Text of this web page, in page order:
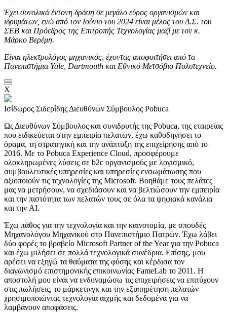
Έχει συνολικά έντονη δράση σε μεγάλο εύρος οργανισμών και
ιδρυμάτων, ενώ από τον Ιούνιο του 2024 είναι μέλος του Δ.Σ. του
ΣΕΒ και Πρόεδρος της Επιτροπής Τεχνολογίας μαζί με τον κ.
Μάρκο Βερέμη.
Είναι ηλεκτρολόγος μηχανικός, έχοντας αποφοιτήσει από τα
Πανεπιστήμια Yale, Dartmouth και Εθνικό Μετσόβιο Πολυτεχνείο.
X
Ισίδωρος Σιδερίδης Διευθύνων Σύμβουλος Pobuca
Ως Διευθύνων Σύμβουλος και συνιδρυτής της Pobuca, της εταιρείας
που ειδικεύεται στην εμπειρία πελατών, έχω καθοδηγήσει το
όραμα, τη στρατηγική και την ανάπτυξη της επιχείρησης από το
2016. Με το Pobuca Experience Cloud, προσφέρουμε
ολοκληρωμένες λύσεις σε b2c οργανισμούς με λογισμικό,
συμβουλευτικές υπηρεσίες και υπηρεσίες ενσωμάτωσης που
αξιοποιούν τις τεχνολογίες της Microsoft. Βοηθάμε τους πελάτες
μας να μετρήσουν, να σχεδιάσουν και να βελτιώσουν την εμπειρία
και την πιστότητα των πελατών τους σε όλα τα ψηφιακά κανάλια
και την AI.
Έχω πάθος για την τεχνολογία και την καινοτομία, με σπουδές
Μηχανολόγου Μηχανικού στο Πανεπιστήμιο Πατρών. Έχω λάβει
δύο φορές το βραβείο Microsoft Partner of the Year για την Pobuca
και έχω μιλήσει σε πολλά τεχνολογικά συνέδρια. Επίσης, μου
αρέσει να εξηγώ τα θαύματα της φύσης και κέρδισα τον
διαγωνισμό επιστημονικής επικοινωνίας FameLab το 2011. Η
αποστολή μου είναι να ενδυναμώσω τις επιχειρήσεις να επιτύχουν
στις πωλήσεις, το μάρκετινγκ και την εξυπηρέτηση πελατών
χρησιμοποιώντας τεχνολογία αιχμής και δεδομένα για να
λαμβάνουν αποφάσεις.